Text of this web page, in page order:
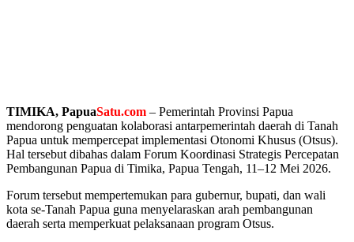
TIMIKA, PapuaSatu.com – Pemerintah Provinsi Papua
mendorong penguatan kolaborasi antarpemerintah daerah di Tanah
Papua untuk mempercepat implementasi Otonomi Khusus (Otsus).
Hal tersebut dibahas dalam Forum Koordinasi Strategis Percepatan
Pembangunan Papua di Timika, Papua Tengah, 11–12 Mei 2026.
Forum tersebut mempertemukan para gubernur, bupati, dan wali
kota se-Tanah Papua guna menyelaraskan arah pembangunan
daerah serta memperkuat pelaksanaan program Otsus.